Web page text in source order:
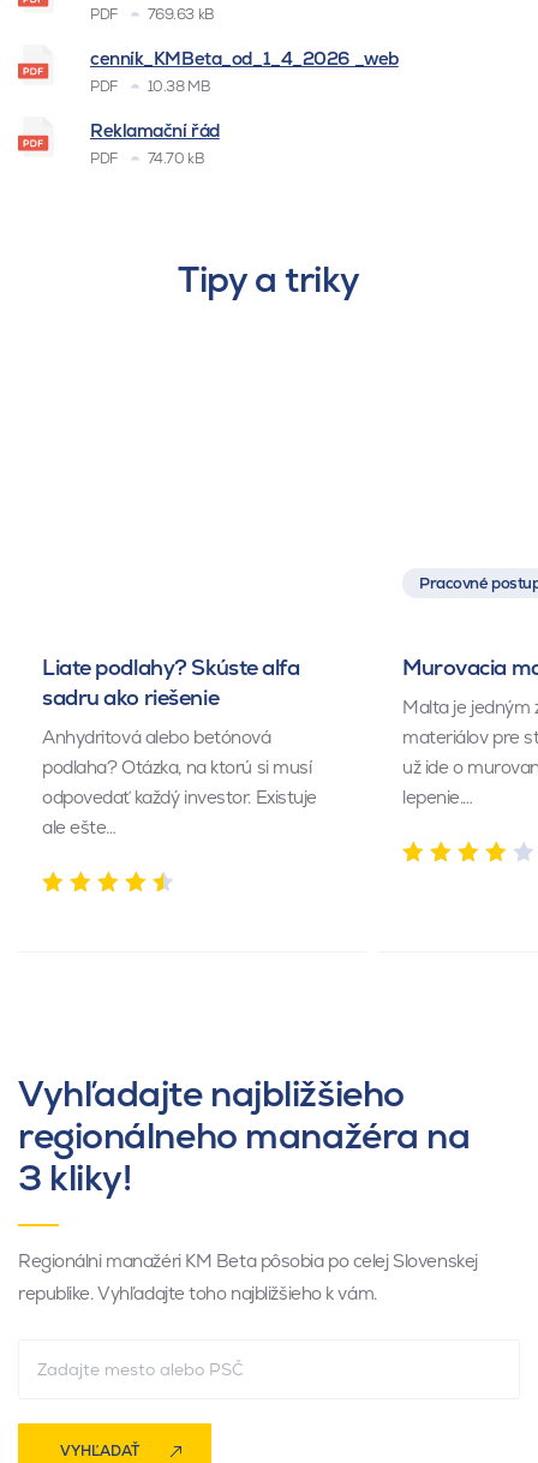
PDF 769.63 kB
cenník_KMBeta_od_1_4_2026 _web
PDF 10.38 MB
Reklamační řád
PDF 74.70 kB
Tipy a triky
Liate podlahy? Skúste alfa
sadru ako riešenie
Anhydritová alebo betónová
podlaha? Otázka, na ktorú si musí
odpovedať každý investor. Existuje
ale ešte…
Pracovné
Murovacia
Malta je jedným
materiálov pre
už ide o
lepenie.…
Vyhľadajte najbližšieho
regionálneho manažéra na
3 kliky!
Regionálni manažéri KM Beta pôsobia po celej Slovenskej
republike. Vyhľadajte toho najbližšieho k vám.
VYHĽADAŤ